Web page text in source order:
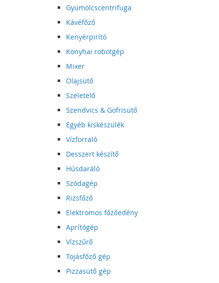
Gyümölcscentrifuga
Kávéfőző
Kenyérpirító
Konyhai robotgép
Mixer
Olajsütő
Szeletelő
Szendvics & Gofrisütő
Egyéb kiskészülék
Vízforraló
Desszert készítő
Húsdaráló
Szódagép
Rizsfőző
Elektromos főzőedény
Aprítógép
Vízszűrő
Tojásfőző gép
Pizzasütő gép